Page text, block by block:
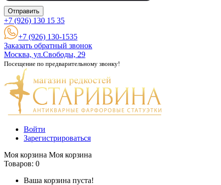
Отправить
+7 (926) 130 15 35
+7 (926) 130-1535
Заказать обратный звонок
Москва, ул.Свободы, 29
Посещение по предварительному звонку!
Войти
Зарегистрироваться
Моя корзина Моя корзина
Товаров: 0
Ваша корзина пуста!